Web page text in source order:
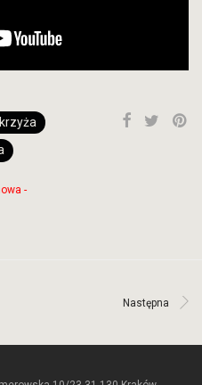
-
Następna